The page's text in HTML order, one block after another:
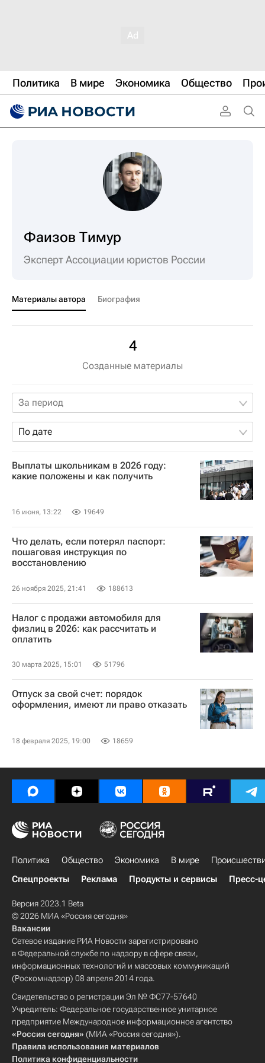
Политика В мире Экономика Общество
Фаизов Тимур
Эксперт Ассоциации юристов России
Материалы автора Биография
4
Созданные материалы
За период
По дате
Выплаты школьникам в 2026 году:
какие положены и как получить
16 июня, 13:22 19649
Что делать, если потерял паспорт:
пошаговая инструкция по
восстановлению
26 ноября 2025, 21:41 188613
Налог с продажи автомобиля для
физлиц в 2026: как рассчитать и
оплатить
30 марта 2025, 15:01 51796
Отпуск за свой счет: порядок
оформления, имеют ли право отказать
18 февраля 2025, 19:00 18659
Политика Общество Экономика В мире
Спецпроекты
Реклама Продукты и сервисы Пресс-
Версия 2023.1 Beta
© 2026 МИА «Россия сегодня»
Вакансии
Сетевое издание РИА Новости зарегистрировано
в Федеральной службе по надзору в сфере связи,
информационных технологий и массовых коммуникаций
(Роскомнадзор) 08 апреля 2014 года.
Свидетельство о регистрации Эл № ФС77-57640
Учредитель: Федеральное государственное унитарное
предприятие Международное информационное агентство
«Россия сегодня» (МИА «Россия сегодня»).
Правила использования материалов
Политика конфиденциальности